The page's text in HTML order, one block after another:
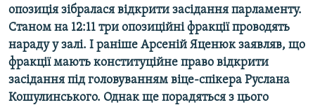
опозиція зібралася відкрити засідання парламенту.
Станом на 12:11 три опозиційні фракції проводять
нараду у залі. І раніше Арсеній Яценюк заявляв, що
фракції мають конституційне право відкрити
засідання під головуванням віце-спікера Руслана
Кошулинського. Однак ще порадяться з цього